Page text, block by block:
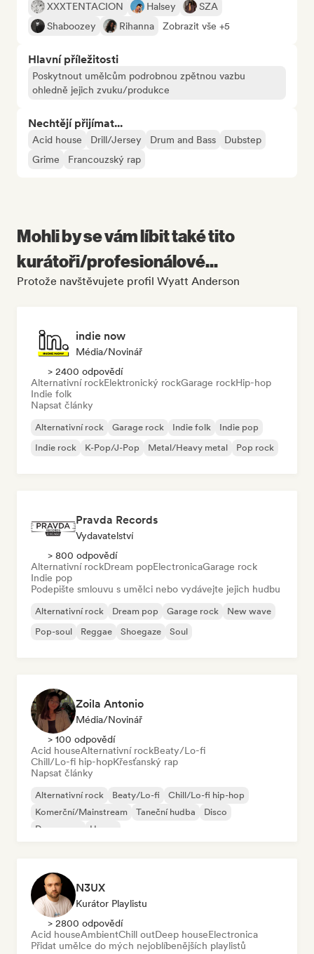
XXXTENTACION
Halsey
SZA
Shaboozey
Rihanna Zobrazit vše +5
Hlavní příležitosti
Poskytnout umělcům podrobnou zpětnou vazbu
ohledně jejich zvuku/produkce
Nechtějí přijímat...
Acid house Drill/Jersey Drum and Bass
Dubstep
Grime
Francouzský rap
Mohli by se vám líbit také tito
kurátoři/profesionálové...
Protože navštěvujete profil Wyatt Anderson
indie now
Média/novinář
> 2400 odpovědí
Alternativní rockElektronický rockGarage rockHip-hop
Indie folk
Napsat články
Alternativní rock Garage rock Indie folk
Indie pop
Indie rock
K-Pop/J-Pop Metal/Heavy metal Pop rock
Pravda Records
Vydavatelství
> 800 odpovědí
Alternativní rockDream popElectronicaGarage rock
Indie pop
Podepište smlouvu s umělci nebo vydávejte jejich hudbu
Alternativní rock Dream pop Garage rock
New wave
Pop-soul
Reggae Shoegaze Soul
Zoila Antonio
Média/novinář
> 100 odpovědí
Acid houseAlternativní rockBeaty/Lo-fi
Chill/Lo-fi hip-hopKřesťanský rap
Napsat články
Alternativní rock Beaty/Lo-fi
Chill/Lo-fi hip-hop
Komerční/Mainstream
Taneční hudba
Disco
Dream pop
House
N3UX
Kurátor Playlistu
> 2800 odpovědí
Acid houseAmbientChill outDeep houseElectronica
Přidat umělce do mých nejoblíbenějších playlistů